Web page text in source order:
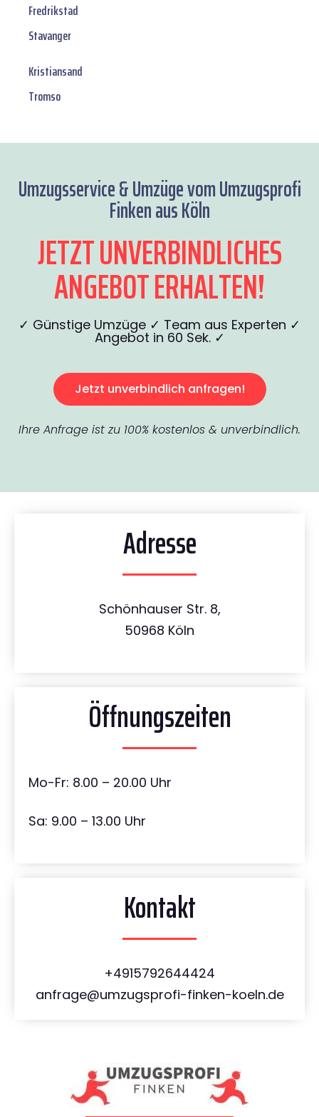
Fredrikstad
Stavanger
Kristiansand
Tromso
Umzugsservice & Umzüge vom Umzugsprofi
Finken aus Köln
JETZT UNVERBINDLICHES
ANGEBOT ERHALTEN!
✓ Günstige Umzüge ✓ Team aus Experten ✓
Angebot in 60 Sek. ✓
Jetzt unverbindlich anfragen!
Ihre Anfrage ist zu 100% kostenlos & unverbindlich.
Adresse
Schönhauser Str. 8,
50968 Köln
Öffnungszeiten
Mo-Fr: 8.00 – 20.00 Uhr
Sa: 9.00 – 13.00 Uhr
Kontakt
+4915792644424
anfrage@umzugsprofi-finken-koeln.de